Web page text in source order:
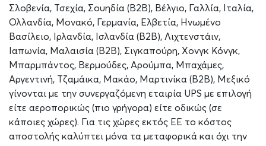
Σλοβενία, Τσεχία, Σουηδία (B2B), Βέλγιο, Γαλλία, Ιταλία,
Ολλανδία, Μονακό, Γερμανία, Ελβετία, Ηνωμένο
Βασίλειο, Ιρλανδία, Ισλανδία (B2B), Λιχτενστάιν,
Ιαπωνία, Μαλαισία (B2B), Σιγκαπούρη, Χονγκ Κόνγκ,
Μπαρμπάντος, Βερμούδες, Αρούμπα, Μπαχάμες,
Αργεντινή, Τζαμάικα, Μακάο, Μαρτινίκα (B2B), Μεξικό
γίνονται με την συνεργαζόμενη εταιρία UPS με επιλογή
είτε αεροπορικώς (πιο γρήγορα) είτε οδικώς (σε
κάποιες χώρες). Για τις χώρες εκτός ΕΕ το κόστος
αποστολής καλύπτει μόνα τα μεταφορικά και όχι την